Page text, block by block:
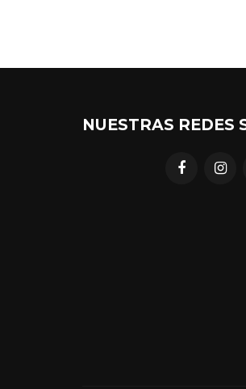
NUESTRAS REDES